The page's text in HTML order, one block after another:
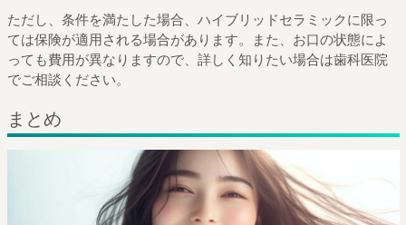
ただし、条件を満たした場合、ハイブリッドセラミックに限っ
ては保険が適用される場合があります。また、お口の状態によ
っても費用が異なりますので、詳しく知りたい場合は歯科医院
でご相談ください。
まとめ